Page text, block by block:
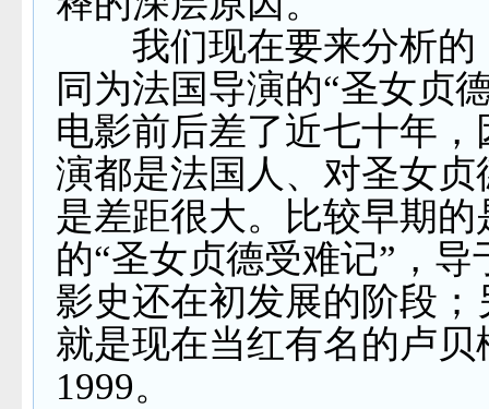
我们现在要来分析的
同为法国导演的“圣女贞
电影前后差了近七十年，
演都是法国人、对圣女贞
是差距很大。比较早期的
的“圣女贞德受难记”，导
影史还在初发展的阶段；
就是现在当红有名的卢贝
1999。